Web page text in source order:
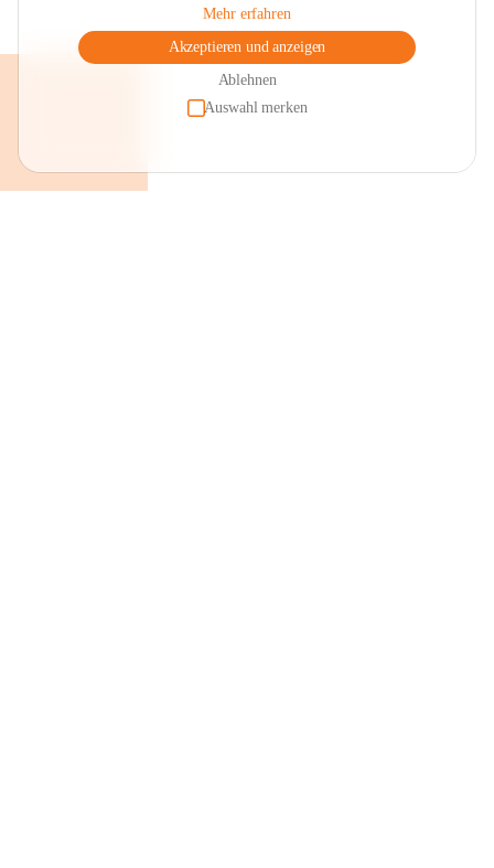
Mehr erfahren
Akzeptieren und anzeigen
Ablehnen
Auswahl merken